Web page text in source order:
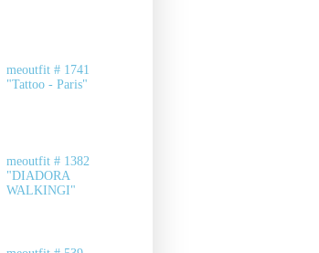
meoutfit # 1741
"Tattoo - Paris"
meoutfit # 1382
"DIADORA
WALKINGI"